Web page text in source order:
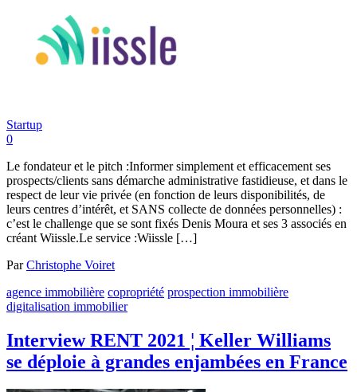
Startup
0
Le fondateur et le pitch :Informer simplement et efficacement ses
prospects/clients sans démarche administrative fastidieuse, et dans le
respect de leur vie privée (en fonction de leurs disponibilités, de
leurs centres d’intérêt, et SANS collecte de données personnelles) :
c’est le challenge que se sont fixés Denis Moura et ses 3 associés en
créant Wiissle.Le service :Wiissle […]
ParChristophe Voiret
agence immobilière copropriété prospection immobilière
digitalisation immobilier
Interview RENT 2021 ¦ Keller Williams
se déploie à grandes enjambées en France